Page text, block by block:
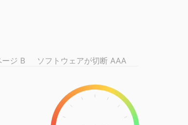
ージ B ソフトウェアが切断 AAA